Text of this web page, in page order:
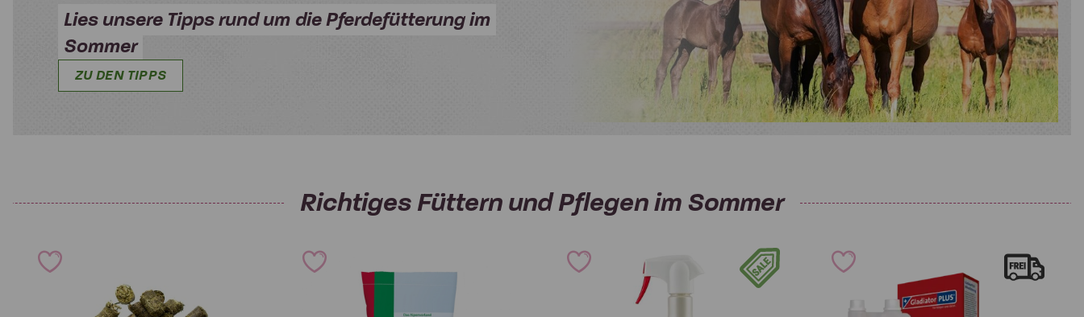
Lies unsere Tipps rund um die Pferdefütterung im
Sommer
ZU DEN TIPPS
Richtiges Füttern und Pflegen im Sommer